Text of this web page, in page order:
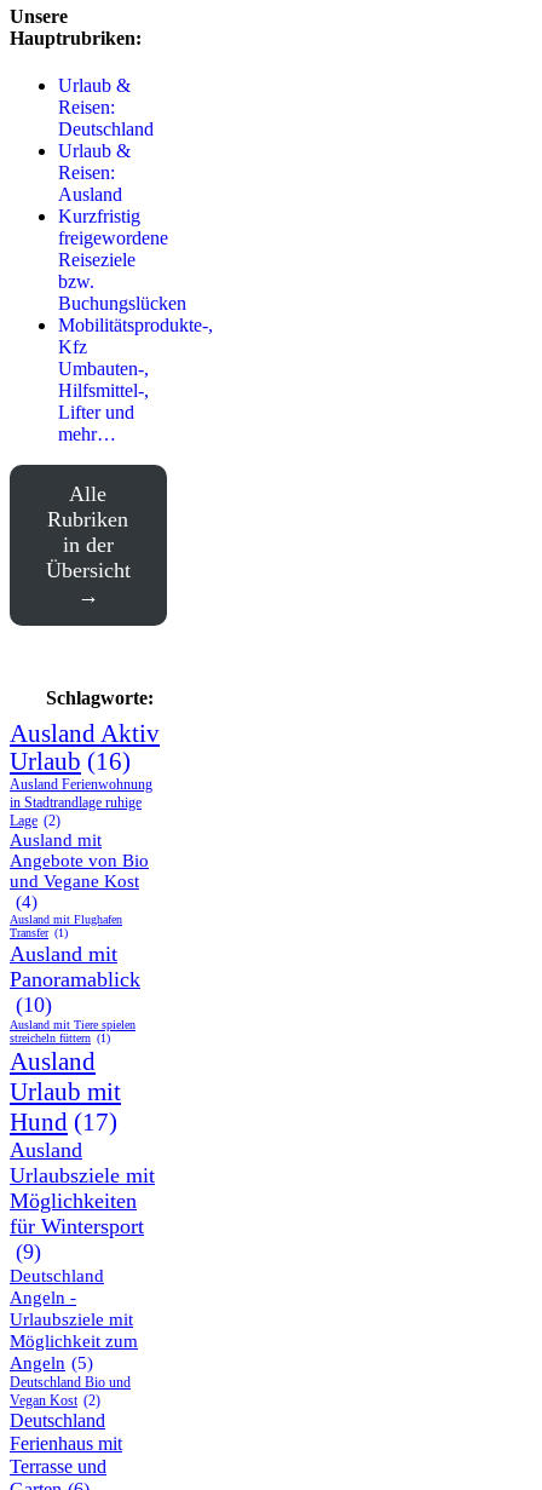
Unsere
Hauptrubriken:
Urlaub &
Reisen:
Deutschland
Urlaub &
Reisen:
Ausland
Kurzfristig
freigewordene
Reiseziele
bzw.
Buchungslücken
Mobilitätsprodukte-,
Kfz
Umbauten-,
Hilfsmittel-,
Lifter und
mehr…
Alle
Rubriken
in der
Übersicht
Schlagworte:
Ausland Aktiv
Urlaub (16)
Ausland Ferienwohnung
in Stadtrandlage ruhige
Lage (2)
Ausland mit
Angebote von Bio
und Vegane Kost
(4)
Ausland mit Flughafen
Transfer (1)
Ausland mit
Panoramablick
(10)
Ausland mit Tiere spielen
streicheln füttern (1)
Ausland
Urlaub mit
Hund (17)
Ausland
Urlaubsziele mit
Möglichkeiten
für Wintersport
(9)
Deutschland
Angeln -
Urlaubsziele mit
Möglichkeit zum
Angeln (5)
Deutschland Bio und
Vegan Kost (2)
Deutschland
Ferienhaus mit
Terrasse und